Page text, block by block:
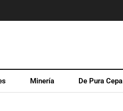
Minería De Pura Cepa